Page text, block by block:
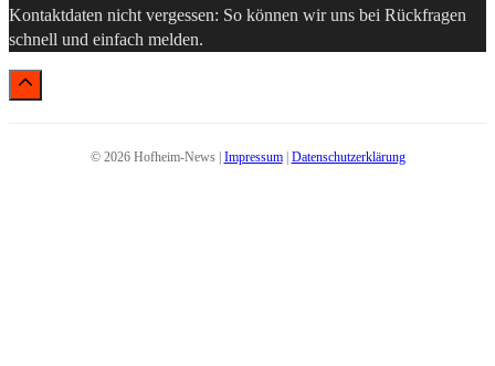
Kontaktdaten nicht vergessen: So können wir uns bei Rückfragen
schnell und einfach melden.
© 2026 Hofheim-News | Impressum| Datenschutzerklärung